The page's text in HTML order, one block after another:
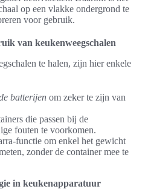
op een vlakke ondergrond te
voor gebruik.
van keukenweegschalen
te halen, zijn hier enkele
batterijen om zeker te zijn van
die passen bij de
fouten te voorkomen.
functie om enkel het gewicht
zonder de container mee te
in keukenapparatuur